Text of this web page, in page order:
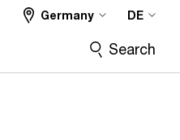
Germany DE
Search